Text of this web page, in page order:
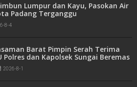
Lumpur dan Kayu, Pasokan Air
Padang Terganggu
8-4
Barat Pimpin Serah Terima
Polres dan Kapolsek Sungai Beremas
2026-8-1